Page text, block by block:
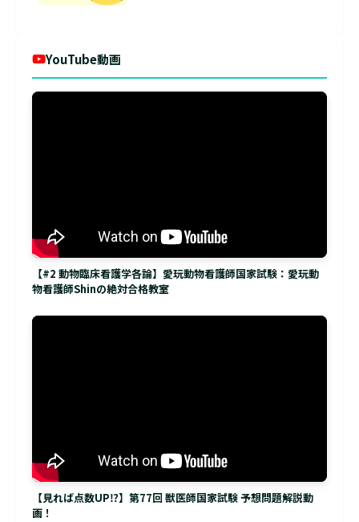
YouTube動画
【#2 動物臨床看護学各論】愛玩動物看護師国家試験：愛玩動
物看護師Shinの絶対合格教室
【見れば点数UP⁉】第77回 獣医師国家試験 予想問題解説動
画！